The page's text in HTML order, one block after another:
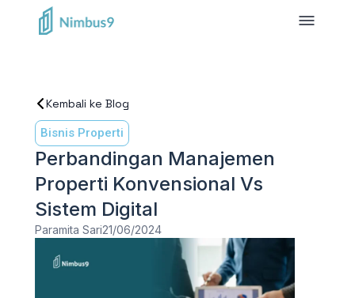
Kembali ke Blog
Bisnis Properti
Perbandingan Manajemen
Properti Konvensional Vs
Sistem Digital
Paramita Sari21/06/2024